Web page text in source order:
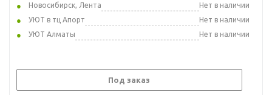
Новосибирск, Лента
Нет в наличии
УЮТ в тц Апорт
Нет в наличии
УЮТ Алматы
Нет в наличии
Под заказ